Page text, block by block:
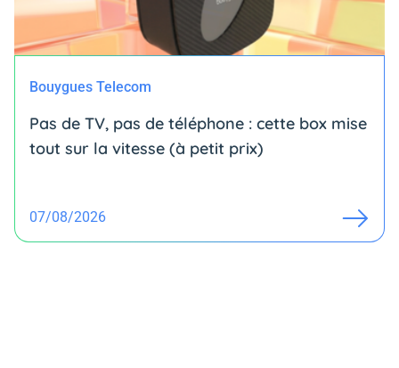
Bouygues Telecom
Pas de TV, pas de téléphone : cette box mise
tout sur la vitesse (à petit prix)
07/08/2026